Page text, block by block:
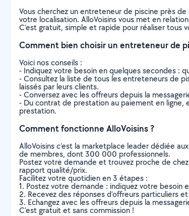
Vous cherchez un entreteneur de piscine près
votre localisation. AlloVoisins vous met en
C’est gratuit, simple et rapide pour réaliser tous
Comment bien choisir un entreteneur de
Voici nos conseils :
- Indiquez votre besoin en quelques secondes :
- Consultez la liste de tous les entreteneurs de
laissés par leurs clients.
- Conversez avec les offreurs depuis la
- Du contrat de prestation au paiement en ligne,
prestation.
Comment fonctionne AlloVoisins ?
AlloVoisins c’est la marketplace leader dédiée
de membres, dont 300 000 professionnels.
Postez votre demande et trouvez proche de
rapport qualité/prix.
Facilitez votre quotidien en 3 étapes :
1. Postez votre demande : indiquez votre besoin
2. Recevez des réponses d’offreurs particuliers
3. Echangez avec les offreurs depuis la
C’est gratuit et sans commission !